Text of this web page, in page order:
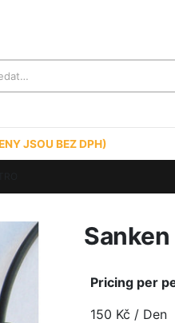
JSOU BEZ DPH)
Sanken
Pricing per
150 Kč / Den